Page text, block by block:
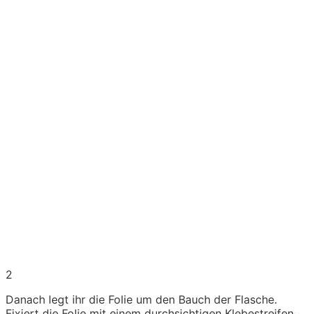
2
Danach legt ihr die Folie um den Bauch der Flasche.